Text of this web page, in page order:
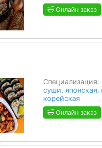
Онлайн заказ
Специализация:
суши, японская,
корейская
Онлайн заказ